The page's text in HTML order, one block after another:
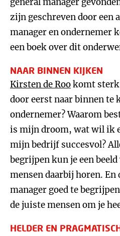
zijn geschreven door een
manager en ondernemer
een boek over dit
NAAR BINNEN KIJKEN
Kirsten de Rookomt
door eerst naar binnen te
ondernemer? Waarom
is mijn droom, wat wil ik
mijn bedrijf succesvol?
begrijpen kun je een
mensen daarbij horen. En
manager goed te
de juiste mensen om je
HELDER EN